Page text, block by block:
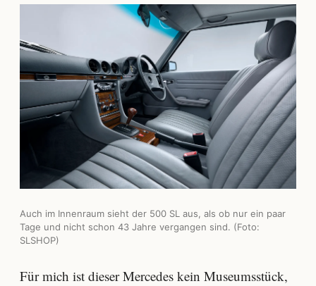
Auch im Innenraum sieht der 500 SL aus, als ob nur ein paar
Tage und nicht schon 43 Jahre vergangen sind. (Foto:
SLSHOP)
Für mich ist dieser Mercedes kein Museumsstück,